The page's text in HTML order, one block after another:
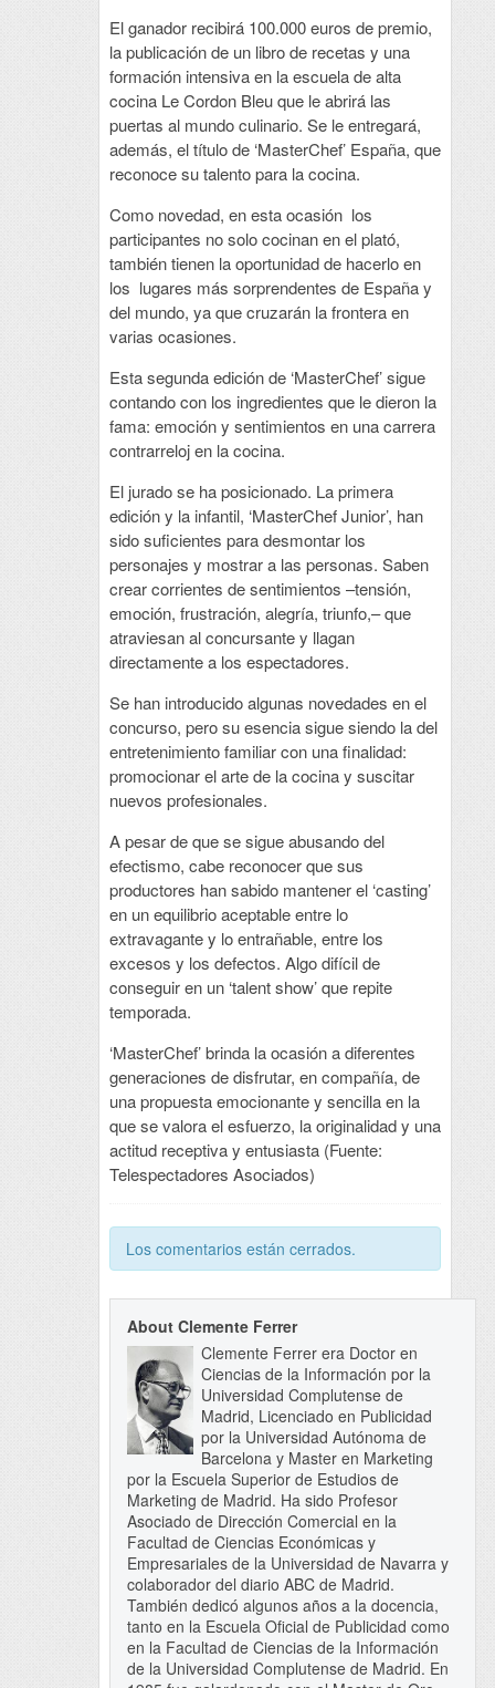
El ganador recibirá 100.000 euros de premio,
la publicación de un libro de recetas y una
formación intensiva en la escuela de alta
cocina Le Cordon Bleu que le abrirá las
puertas al mundo culinario. Se le entregará,
además, el título de ‘MasterChef’ España, que
reconoce su talento para la cocina.
Como novedad, en esta ocasión los
participantes no solo cocinan en el plató,
también tienen la oportunidad de hacerlo en
los lugares más sorprendentes de España y
del mundo, ya que cruzarán la frontera en
varias ocasiones.
Esta segunda edición de ‘MasterChef’ sigue
contando con los ingredientes que le dieron la
fama: emoción y sentimientos en una carrera
contrarreloj en la cocina.
El jurado se ha posicionado. La primera
edición y la infantil, ‘MasterChef Junior’, han
sido suficientes para desmontar los
personajes y mostrar a las personas. Saben
crear corrientes de sentimientos –tensión,
emoción, frustración, alegría, triunfo,– que
atraviesan al concursante y llagan
directamente a los espectadores.
Se han introducido algunas novedades en el
concurso, pero su esencia sigue siendo la del
entretenimiento familiar con una finalidad:
promocionar el arte de la cocina y suscitar
nuevos profesionales.
A pesar de que se sigue abusando del
efectismo, cabe reconocer que sus
productores han sabido mantener el ‘casting’
en un equilibrio aceptable entre lo
extravagante y lo entrañable, entre los
excesos y los defectos. Algo difícil de
conseguir en un ‘talent show’ que repite
temporada.
‘MasterChef’ brinda la ocasión a diferentes
generaciones de disfrutar, en compañía, de
una propuesta emocionante y sencilla en la
que se valora el esfuerzo, la originalidad y una
actitud receptiva y entusiasta (Fuente:
Telespectadores Asociados)
Los comentarios están cerrados.
About Clemente Ferrer
Clemente Ferrer era Doctor en
Ciencias de la Información por la
Universidad Complutense de
Madrid, Licenciado en Publicidad
por la Universidad Autónoma de
Barcelona y Master en Marketing
por la Escuela Superior de Estudios de
Marketing de Madrid. Ha sido Profesor
Asociado de Dirección Comercial en la
Facultad de Ciencias Económicas y
Empresariales de la Universidad de Navarra y
colaborador del diario ABC de Madrid.
También dedicó algunos años a la docencia,
tanto en la Escuela Oficial de Publicidad como
en la Facultad de Ciencias de la Información
de la Universidad Complutense de Madrid. En